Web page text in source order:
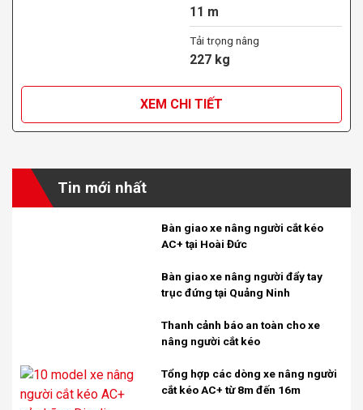
11 m
Tải trọng nâng
227 kg
XEM CHI TIẾT
Tin mới nhất
Bàn giao xe nâng người cắt kéo
AC+ tại Hoài Đức
Bàn giao xe nâng người đẩy tay
trục đứng tại Quảng Ninh
Thanh cảnh báo an toàn cho xe
nâng người cắt kéo
Tổng hợp các dòng xe nâng người
cắt kéo AC+ từ 8m đến 16m